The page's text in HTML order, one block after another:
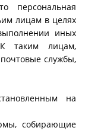
персональная
лицам в целях
иных
К таким лицам,
службы,
на
собирающие